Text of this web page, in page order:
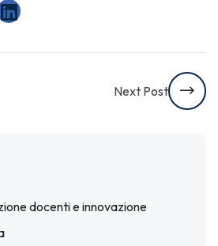
Next Post
docenti e innovazione